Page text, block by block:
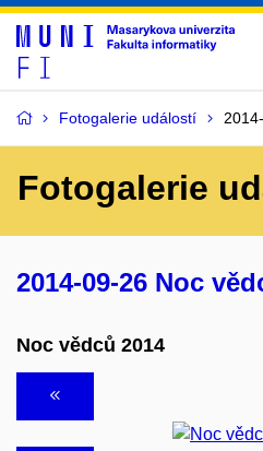
Fotogalerie událostí
Fotogalerie
2014-09-26 Noc
Noc vědců 2014